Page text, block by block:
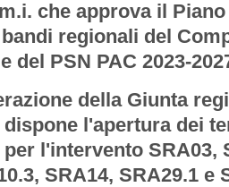
che approva il
regionali del
del PSN PAC 2023-
della Giunta
dispone l'apertura dei
l'intervento SRA03,
SRA14, SRA29.1 e